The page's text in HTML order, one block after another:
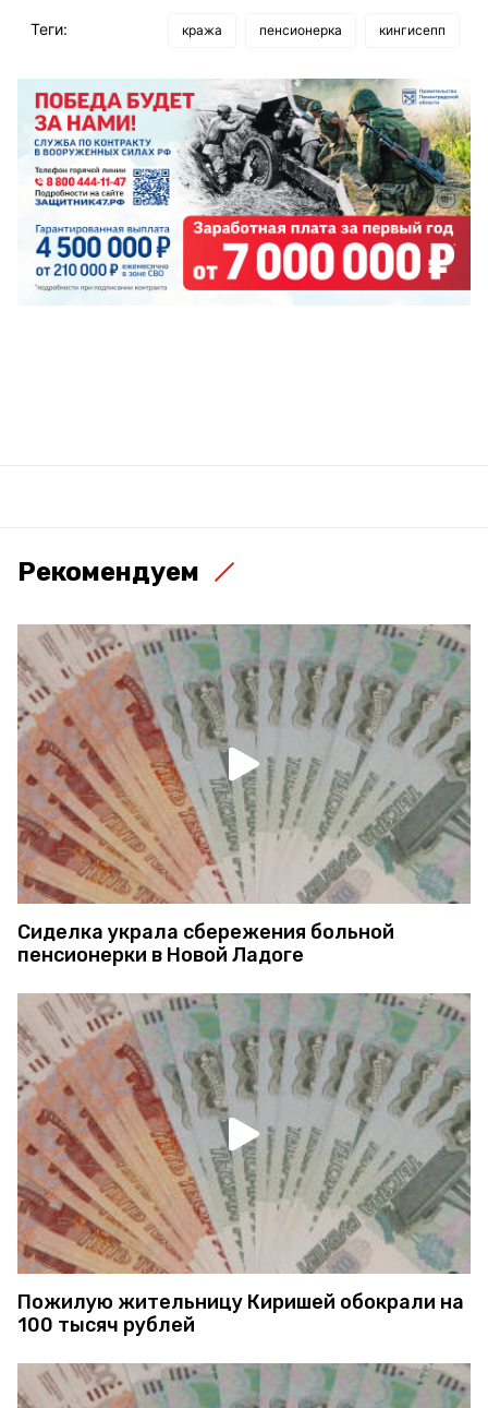
Теги: кража пенсионерка кингисепп
Рекомендуем
Сиделка украла сбережения больной
пенсионерки в Новой Ладоге
Пожилую жительницу Киришей обокрали на
100 тысяч рублей